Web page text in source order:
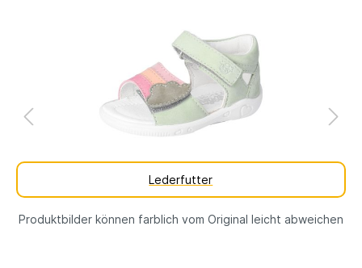
Lederfutter
Produktbilder können farblich vom Original leicht abweichen